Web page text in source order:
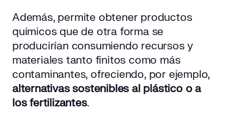
Además, permite obtener productos
químicos que de otra forma se
producirían consumiendo recursos y
materiales tanto finitos como más
contaminantes, ofreciendo, por ejemplo,
alternativas sostenibles al plástico o a
los fertilizantes.